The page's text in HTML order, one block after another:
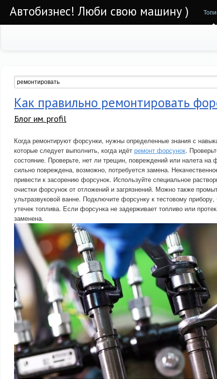
Автобизнес! Люби свою машину )
Как правильно ремонтировать
Блог им. profil
Когда ремонтируют форсунки, нужны определенные знания с
которые следует выполнить, когда идёт ремонт форсунок.
состояние. Проверьте, нет ли трещин, повреждений или налета на
сильно повреждена, возможно, потребуется замена.
привести к засорению форсунок. Используйте специальное
очистки форсунок от отложений и загрязнений. Можно также
ультразвуковой ванне. Подключите форсунку к тестовому
утечек топлива. Если форсунка не задерживает топливо или
заменена.